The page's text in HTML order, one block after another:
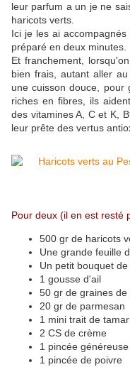
leur parfum a un je ne
haricots verts.
Ici je les ai
préparé en deux minutes.
Et franchement,
bien frais, autant aller
une cuisson douce, pour
riches en fibres, ils
des vitamines A, C et K,
leur prête des vertus
Pour deux (il en est resté
500 gr de haricots
Une grande feuille
Un petit bouquet
1 gousse d'ail
50 gr de graines de
20 gr de parmesan
1 mini trait de
2 CS de crème
1 pincée
1 pincée de poivre